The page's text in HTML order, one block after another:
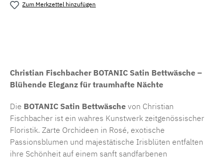
Zum Merkzettel hinzufügen
Christian Fischbacher BOTANIC Satin Bettwäsche –
Blühende Eleganz für traumhafte Nächte
Die BOTANIC Satin Bettwäsche von Christian
Fischbacher ist ein wahres Kunstwerk zeitgenössischer
Floristik. Zarte Orchideen in Rosé, exotische
Passionsblumen und majestätische Irisblüten entfalten
ihre Schönheit auf einem sanft sandfarbenen